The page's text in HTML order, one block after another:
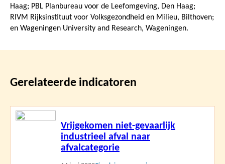
Haag; PBL Planbureau voor de Leefomgeving, Den Haag;
RIVM Rijksinstituut voor Volksgezondheid en Milieu, Bilthoven;
en Wageningen University and Research, Wageningen.
Gerelateerde indicatoren
Vrijgekomen niet-gevaarlijk
industrieel afval naar
afvalcategorie
Lees